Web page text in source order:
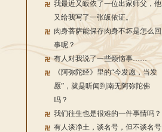
我最近又皈依了一位出家师父，他
又给我写了一张皈依证。
肉身菩萨能保存肉身不坏是怎么回
事呢？
有人对我说了一些烦恼事……
《阿弥陀经》里的“今发愿，当发
愿”，就是听闻到南无阿弥陀佛
吗？
我们往生也是很难的一件事情吗？
有人谈净土，谈名号，但不谈名号